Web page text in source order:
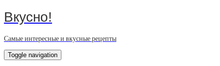
Вкусно!
Самые интересные и вкусные рецепты
Toggle navigation